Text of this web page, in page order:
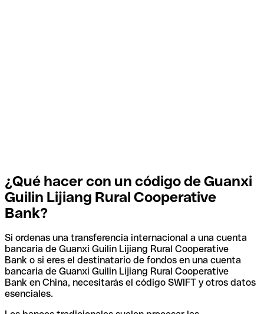
¿Qué hacer con un código de Guanxi
Guilin Lijiang Rural Cooperative
Bank?
Si ordenas una transferencia internacional a una cuenta
bancaria de Guanxi Guilin Lijiang Rural Cooperative
Bank o si eres el destinatario de fondos en una cuenta
bancaria de Guanxi Guilin Lijiang Rural Cooperative
Bank en China, necesitarás el código SWIFT y otros datos
esenciales.